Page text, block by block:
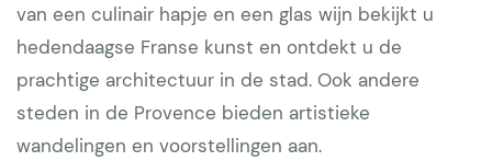
van een culinair hapje en een glas wijn bekijkt u
hedendaagse Franse kunst en ontdekt u de
prachtige architectuur in de stad. Ook andere
steden in de Provence bieden artistieke
wandelingen en voorstellingen aan.